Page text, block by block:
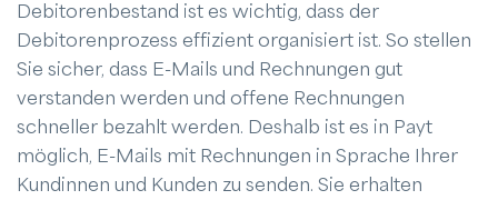
Debitorenbestand ist es wichtig, dass der
Debitorenprozess effizient organisiert ist. So stellen
Sie sicher, dass E-Mails und Rechnungen gut
verstanden werden und offene Rechnungen
schneller bezahlt werden. Deshalb ist es in Payt
möglich, E-Mails mit Rechnungen in Sprache Ihrer
Kundinnen und Kunden zu senden. Sie erhalten